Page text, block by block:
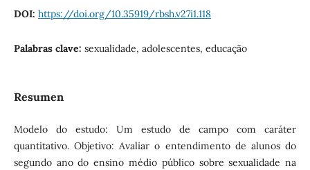
DOI: https://doi.org/10.35919/rbsh.v27i1.118
Palabras clave: sexualidade, adolescentes, educação
Resumen
Modelo do estudo: Um estudo de campo com caráter
quantitativo. Objetivo: Avaliar o entendimento de alunos do
segundo ano do ensino médio público sobre sexualidade na